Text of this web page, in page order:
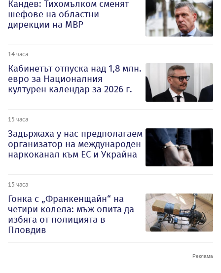
Кандев: Тихомълком сменят
шефове на областни
дирекции на МВР
14 часа
Кабинетът отпуска над 1,8 млн.
евро за Националния
културен календар за 2026 г.
15 часа
Задържаха у нас предполагаем
организатор на международен
наркоканал към ЕС и Украйна
15 часа
Гонка с „Франкенщайн“ на
четири колела: мъж опита да
избяга от полицията в
Пловдив